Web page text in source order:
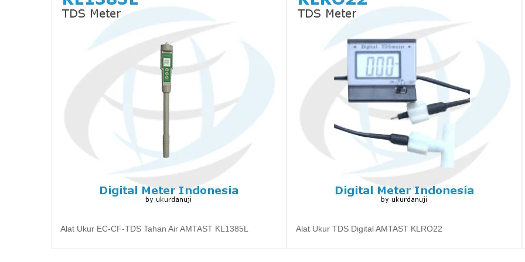
Baca selengkapnya
Alat Ukur EC-CF-TDS Tahan Air AMTAST KL1385L Baca selengkapnya
Alat Ukur TDS Digital AMTAST KLRO22